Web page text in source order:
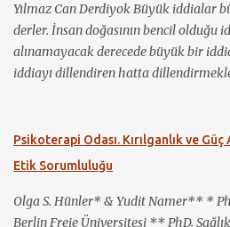
gitmemi önerdi, fakat ben kabul
dedim. Daha sonra durum iyice
ettim ve önce özel bir klinikte, daha
Cerrahpaşa Hastanesi’nde,
terapistin ve uzmanın olduğu gibi,
önyargıları vardı. Bunu da şuradan
Yılmaz Can Derdiyok Büyük iddialar
derler. İnsan doğasının bencil olduğu
alınamayacak derecede büyük bir
iddiayı dillendiren hatta
bencillikten kaynaklandığını ileri
yıkımlar, felaketler, taciz ve
yaşıyoruz. Yakın tarihimize
çevre felaketlerini hatırlıyor olmak
Psikoterapi Odası. Kırılganlık ve
Etik Sorumluluğu
Olga S. Hünler* & Yudit Namer** *
Berlin Freie Üniversitesi ** PhD.